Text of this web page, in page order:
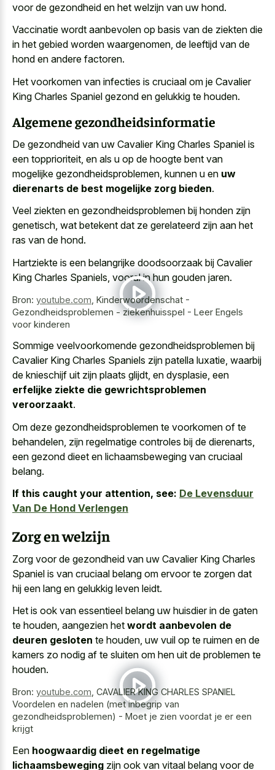
voor de gezondheid en het welzijn van uw hond.
Vaccinatie wordt aanbevolen op basis van de ziekten die
in het gebied worden waargenomen, de leeftijd van de
hond en andere factoren.
Het voorkomen van infecties is cruciaal om je Cavalier
King Charles Spaniel gezond en gelukkig te houden.
Algemene gezondheidsinformatie
De gezondheid van uw Cavalier King Charles Spaniel is
een topprioriteit, en als u op de hoogte bent van
mogelijke gezondheidsproblemen, kunnen u en uw
dierenarts de best mogelijke zorg bieden.
Veel ziekten en gezondheidsproblemen bij honden zijn
genetisch, wat betekent dat ze gerelateerd zijn aan het
ras van de hond.
Hartziekte is een belangrijke doodsoorzaak bij Cavalier
King Charles Spaniels, vooral in hun gouden jaren.
Bron: youtube.com Kinderwoordenschat -
Gezondheidsproblemen - ziekenhuisspel - Leer Engels
voor kinderen
Sommige veelvoorkomende gezondheidsproblemen bij
Cavalier King Charles Spaniels zijn patella luxatie, waarbij
de knieschijf uit zijn plaats glijdt, en dysplasie, een
erfelijke ziekte die gewrichtsproblemen
veroorzaakt.
Om deze gezondheidsproblemen te voorkomen of te
behandelen, zijn regelmatige controles bij de dierenarts,
een gezond dieet en lichaamsbeweging van cruciaal
belang.
If this caught your attention, see: De Levensduur
Van De Hond Verlengen
Zorg en welzijn
Zorg voor de gezondheid van uw Cavalier King Charles
Spaniel is van cruciaal belang om ervoor te zorgen dat
hij een lang en gelukkig leven leidt.
Het is ook van essentieel belang uw huisdier in de gaten
te houden, aangezien het wordt aanbevolen de
deuren gesloten te houden, uw vuil op te ruimen en de
kamers zo nodig af te sluiten om hen uit de problemen te
houden.
Bron: youtube.com, CAVALIER KING CHARLES SPANIEL
Voordelen en nadelen (met inbegrip van
gezondheidsproblemen) - Moet je zien voordat je er een
krijgt
Een hoogwaardig dieet en regelmatige
lichaamsbeweging zijn ook van vitaal belang voor de